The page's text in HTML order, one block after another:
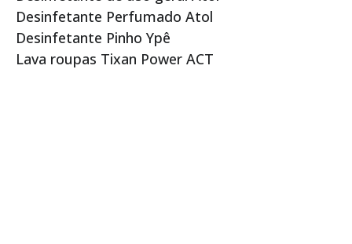
Desinfetante Perfumado Atol
Desinfetante Pinho Ypê
Lava roupas Tixan Power ACT